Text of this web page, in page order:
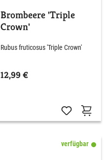
Brombeere 'Triple
Crown'
Rubus fruticosus 'Triple Crown'
12,99 €
verfügbar